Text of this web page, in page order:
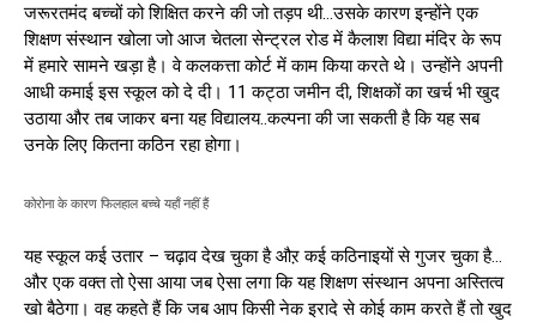
जरूरतमंद बच्चों को शिक्षित करने की जो तड़प थी…उसके कारण इन्होंने एक
शिक्षण संस्थान खोला जो आज चेतला सेन्ट्रल रोड में कैलाश विद्या मंदिर के रूप
में हमारे सामने खड़ा है। वे कलकत्ता कोर्ट में काम किया करते थे। उन्होंने अपनी
आधी कमाई इस स्कूल को दे दी। 11 कट्ठा जमीन दी, शिक्षकों का खर्च भी खुद
उठाया और तब जाकर बना यह विद्यालय..कल्पना की जा सकती है कि यह सब
उनके लिए कितना कठिन रहा होगा।
कोरोना के कारण फिलहाल बच्चे यहाँ नहीं हैं
यह स्कूल कई उतार – चढ़ाव देख चुका है औऱ कई कठिनाइयों से गुजर चुका है…
और एक वक्त तो ऐसा आया जब ऐसा लगा कि यह शिक्षण संस्थान अपना अस्तित्व
खो बैठेगा। वह कहते हैं कि जब आप किसी नेक इरादे से कोई काम करते हैं तो खुद